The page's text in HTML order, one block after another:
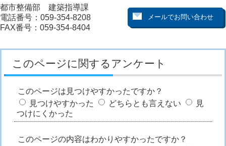
都市整備部 建築指導課
電話番号：059-354-8208
FAX番号：059-354-8404
このページに関するアンケート
このページは見つけやすかったですか？
見つけやすかった
どちらとも言えない
見
つけにくかった
このページの内容はわかりやすかったですか？